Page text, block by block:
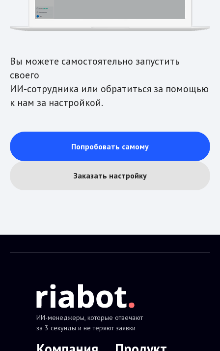
Вы можете самостоятельно запустить
своего
ИИ-сотрудника или обратиться за помощью
к нам за настройкой.
Попробовать самому
Заказать настройку
ИИ-менеджеры, которые отвечают
за 3 секунды и не теряют заявки